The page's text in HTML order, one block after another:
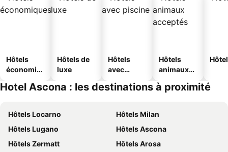
Hôtels
économiq
Hôtels de
luxe
Hôtels
avec
Hôtels
animaux
Hotel Ascona : les destinations à proximité
Hôtels Locarno
Hôtels Milan
Hôtels Lugano
Hôtels Ascona
Hôtels Zermatt
Hôtels Arosa